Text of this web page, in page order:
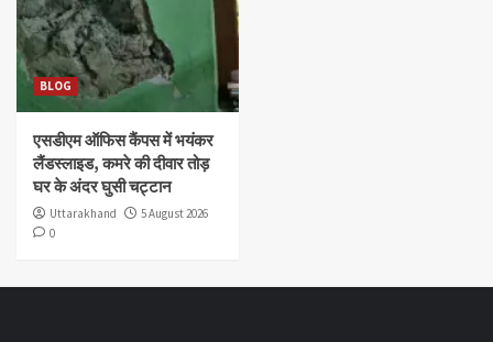
BLOG
एसडीएम ऑफिस कैंपस में भयंकर
लैंडस्लाइड, कमरे की दीवार तोड़
घर के अंदर घुसी चट्टान
Uttarakhand
5 August 2026
0